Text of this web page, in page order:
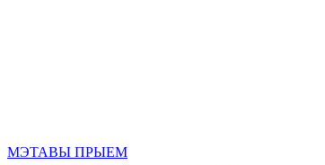
МЭТАВЫ ПРЫЕМ